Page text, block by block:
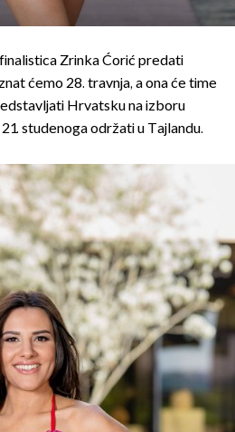
Zrinka Ćorić predati
ćemo 28. travnja, a ona će time
Hrvatsku na izboru
studenoga održati u Tajlandu.